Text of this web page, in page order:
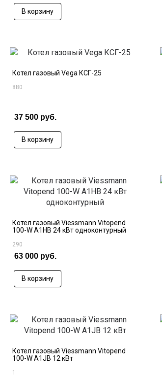
В корзину
Котел газовый Vega КСГ-25
880
37 500 руб.
В корзину
Котел газовый Viessmann Vitopend
100-W A1HB 24 кВт одноконтурный
290
63 000 руб.
В корзину
Котел газовый Viessmann Vitopend
100-W A1JB 12 кВт
1